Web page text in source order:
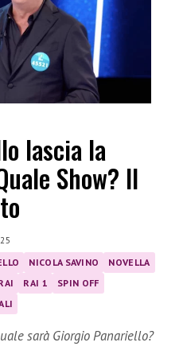
lascia la
Show? Il
NICOLA SAVINO
NOVELLA
RAI 1
SPIN OFF
sarà Giorgio Panariello?